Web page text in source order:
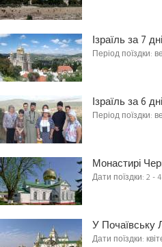
Ізраїль за 7
Період поїздки:
Ізраїль за 6
Період поїздки:
Монастирі
Дати поїздки: 2 -
У Почаївську
Дати поїздки: